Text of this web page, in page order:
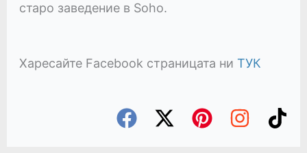
старо заведение в Soho.
Харесайте Facebook страницата ни ТУК